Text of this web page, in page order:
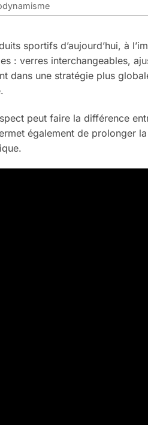
sportifs d’aujourd’hui, à
: verres interchangeables,
dans une stratégie plus
peut faire la différence
également de prolonger